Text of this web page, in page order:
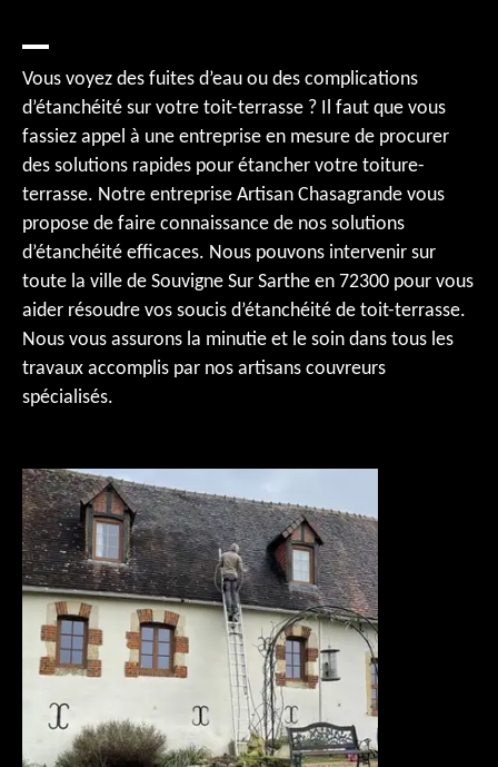
Vous voyez des fuites d’eau ou des complications
d’étanchéité sur votre toit-terrasse ? Il faut que vous
fassiez appel à une entreprise en mesure de procurer
des solutions rapides pour étancher votre toiture-
terrasse. Notre entreprise Artisan Chasagrande vous
propose de faire connaissance de nos solutions
d’étanchéité efficaces. Nous pouvons intervenir sur
toute la ville de Souvigne Sur Sarthe en 72300 pour vous
aider résoudre vos soucis d’étanchéité de toit-terrasse.
Nous vous assurons la minutie et le soin dans tous les
travaux accomplis par nos artisans couvreurs
spécialisés.